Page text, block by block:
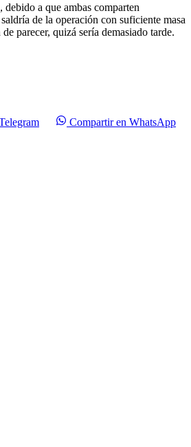
, debido a que ambas comparten
saldría de la operación con suficiente masa
de parecer, quizá sería demasiado tarde.
Compartir en WhatsApp